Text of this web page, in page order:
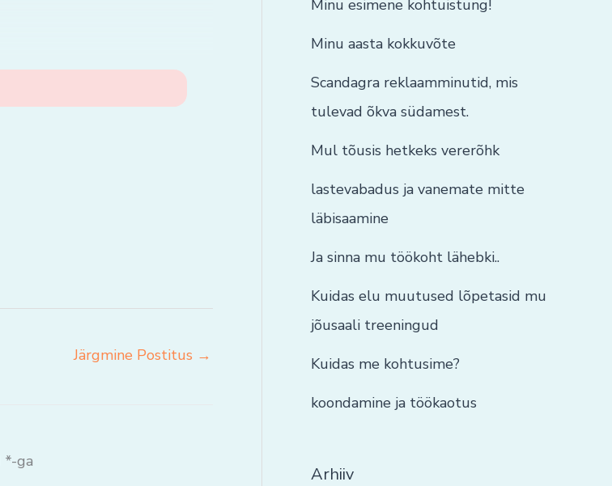
Järgmine Postitus →
*-ga
Minu esimene kohtuistung!
Minu aasta kokkuvõte
Scandagra reklaamminutid, mis
tulevad õkva südamest.
Mul tõusis hetkeks vererõhk
lastevabadus ja vanemate mitte
läbisaamine
Ja sinna mu töökoht lähebki..
Kuidas elu muutused lõpetasid mu
jõusaali treeningud
Kuidas me kohtusime?
koondamine ja töökaotus
Arhiiv